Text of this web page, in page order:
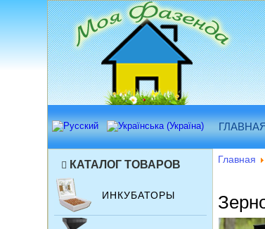
КАТАЛОГ ТОВАРОВ
ИНКУБАТОРЫ
Главная